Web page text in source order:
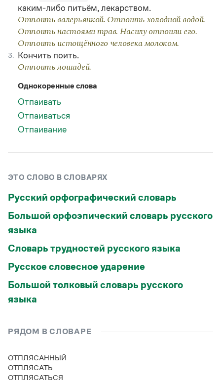
Статьи
Монологи
Интервью
Лекции и подкасты
Рекомендуем
Учебник Грамоты
Правила русского языка: от азов до тонкостей
Интерактивные упражнения: от простого к сложному
Скороговорки
Научпоп
Учебники и справочники
Все книги
каким-либо питьём, лекарством.
Отпоить валерьянкой. Отпоить холодной водой.
Отпоить настоями трав. Насилу отпоили его.
Отпоить истощённого человека молоком.
3. Кончить поить.
Отпоить лошадей.
Однокоренные слова
Отпаивать
Отпаиваться
Отпаивание
ЭТО СЛОВО В СЛОВАРЯХ
Русский орфографический словарь
Большой орфоэпический словарь русского
языка
Словарь трудностей русского языка
Русское словесное ударение
Большой толковый словарь русского
языка
РЯДОМ В СЛОВАРЕ
ОТПЛЯСАННЫЙ
ОТПЛЯСАТЬ
ОТПЛЯСАТЬСЯ